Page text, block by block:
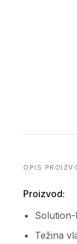
OPIS
Proizvod:
Težina